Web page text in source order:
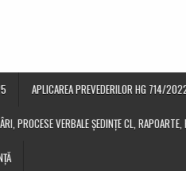
APLICAREA PREVEDERILOR HG 714/
PROCESE VERBALE ȘEDINȚE CL,